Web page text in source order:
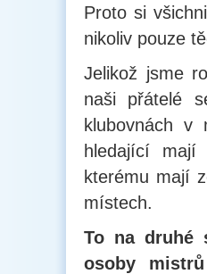
Proto si
nikoliv pouze
Jelikož jsme
naši přátelé
klubovnách v
hledající
kterému mají
místech.
To na druhé
osoby